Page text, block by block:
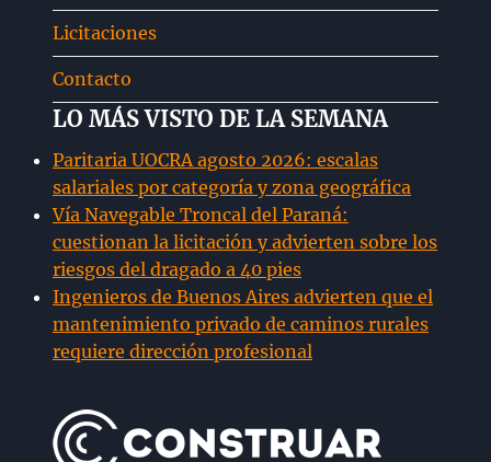
Licitaciones
Contacto
LO MÁS VISTO DE LA SEMANA
Paritaria UOCRA agosto 2026: escalas
salariales por categoría y zona geográfica
Vía Navegable Troncal del Paraná:
cuestionan la licitación y advierten sobre los
riesgos del dragado a 40 pies
Ingenieros de Buenos Aires advierten que el
mantenimiento privado de caminos rurales
requiere dirección profesional